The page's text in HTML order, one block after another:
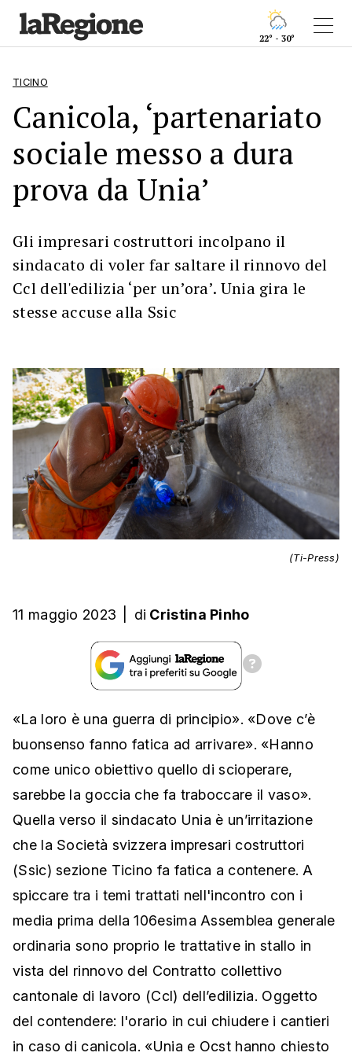
22° - 30°
TICINO
Canicola, ‘partenariato
sociale messo a dura
prova da Unia’
Gli impresari costruttori incolpano il
sindacato di voler far saltare il rinnovo del
Ccl dell'edilizia ‘per un’ora’. Unia gira le
stesse accuse alla Ssic
(Ti-Press)
11 maggio 2023 di Cristina Pinho
«La loro è una guerra di principio». «Dove c’è
buonsenso fanno fatica ad arrivare». «Hanno
come unico obiettivo quello di scioperare,
sarebbe la goccia che fa traboccare il vaso».
Quella verso il sindacato Unia è un’irritazione
che la Società svizzera impresari costruttori
(Ssic) sezione Ticino fa fatica a contenere. A
spiccare tra i temi trattati nell'incontro con i
media prima della 106esima Assemblea generale
ordinaria sono proprio le trattative in stallo in
vista del rinnovo del Contratto collettivo
cantonale di lavoro (Ccl) dell’edilizia. Oggetto
del contendere: l'orario in cui chiudere i cantieri
in caso di canicola. «Unia e Ocst hanno chiesto